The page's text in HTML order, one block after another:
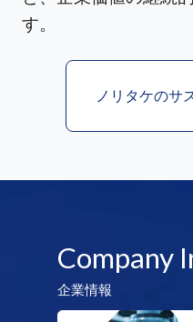
す。
ノリタケのサ
Company
企業情報